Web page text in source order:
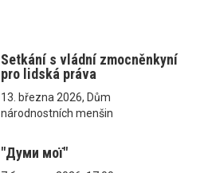
Setkání s vládní zmocněnkyní
pro lidská práva
13. března 2026, Dům
národnostních menšin
"Думи мої"